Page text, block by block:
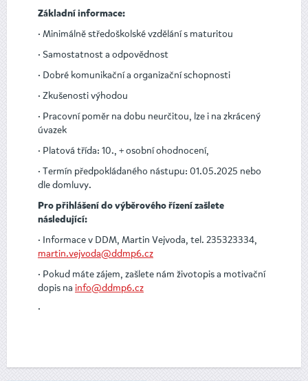
Základní informace:
· Minimálně středoškolské vzdělání s maturitou
· Samostatnost a odpovědnost
· Dobré komunikační a organizační schopnosti
· Zkušenosti výhodou
· Pracovní poměr na dobu neurčitou, lze i na zkrácený
úvazek
· Platová třída: 10., + osobní ohodnocení,
· Termín předpokládaného nástupu: 01.05.2025 nebo
dle domluvy.
Pro přihlášení do výběrového řízení zašlete
následující:
· Informace v DDM, Martin Vejvoda, tel. 235323334,
martin.vejvoda@ddmp6.cz
· Pokud máte zájem, zašlete nám životopis a motivační
dopis na info@ddmp6.cz
·